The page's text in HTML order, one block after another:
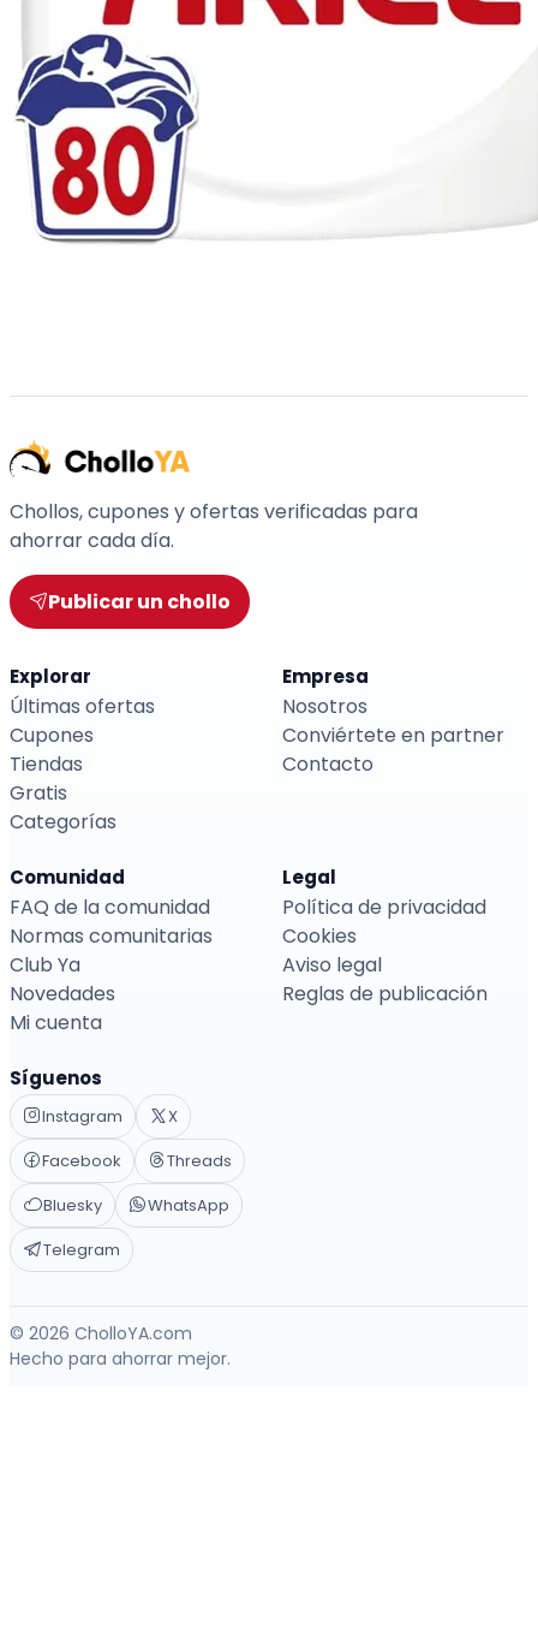
Chollos, cupones y ofertas verificadas para
ahorrar cada día.
Publicar un chollo
Explorar
Últimas ofertas
Cupones
Tiendas
Gratis
Categorías
Empresa
Nosotros
Conviértete en partner
Contacto
Comunidad
FAQ de la comunidad
Normas comunitarias
Club Ya
Novedades
Mi cuenta
Legal
Política de privacidad
Cookies
Aviso legal
Reglas de publicación
Síguenos
Instagram
X
Facebook
Threads
Bluesky
WhatsApp
Telegram
© 2026 CholloYA.com
Hecho para ahorrar mejor.